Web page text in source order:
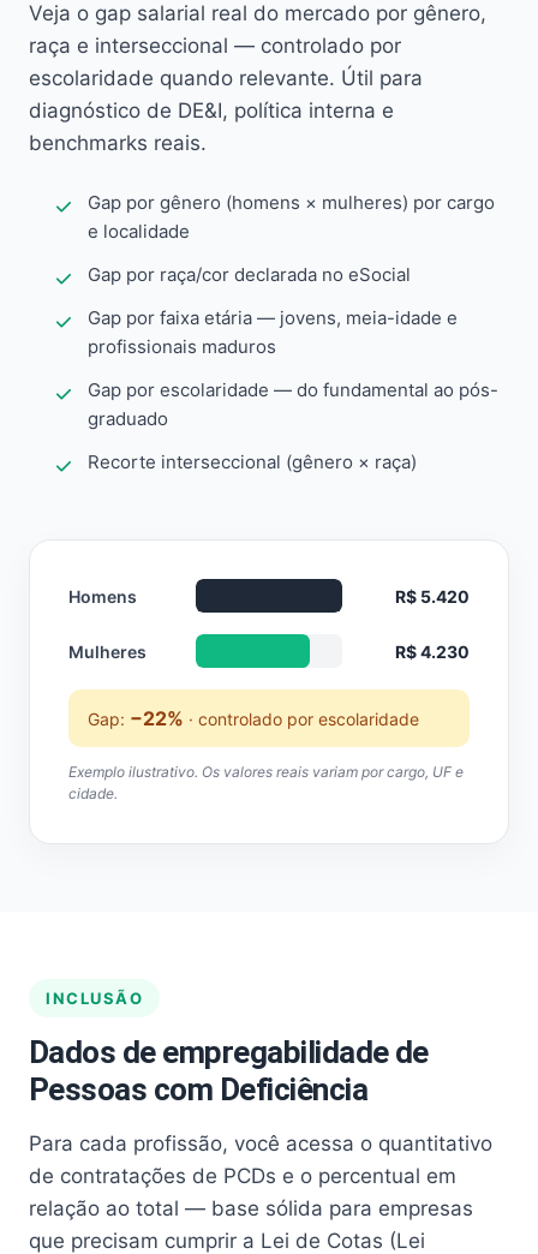
Veja o gap salarial real do mercado por gênero,
raça e interseccional — controlado por
escolaridade quando relevante. Útil para
diagnóstico de DE&I, política interna e
benchmarks reais.
Gap por gênero (homens × mulheres) por cargo
e localidade
Gap por raça/cor declarada no eSocial
Gap por faixa etária — jovens, meia-idade e
profissionais maduros
Gap por escolaridade — do fundamental ao pós-
graduado
Recorte interseccional (gênero × raça)
Homens R$ 5.420
Mulheres R$ 4.230
Gap: −22% · controlado por escolaridade
Exemplo ilustrativo. Os valores reais variam por cargo, UF e
cidade.
INCLUSÃO
Dados de empregabilidade de
Pessoas com Deficiência
Para cada profissão, você acessa o quantitativo
de contratações de PCDs e o percentual em
relação ao total — base sólida para empresas
que precisam cumprir a Lei de Cotas (Lei